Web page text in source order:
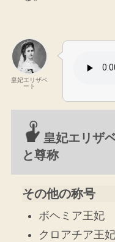
皇妃エリザベ
ート
皇妃エリザ
と尊称
その他の称号
ボヘミア王妃
クロアチア王